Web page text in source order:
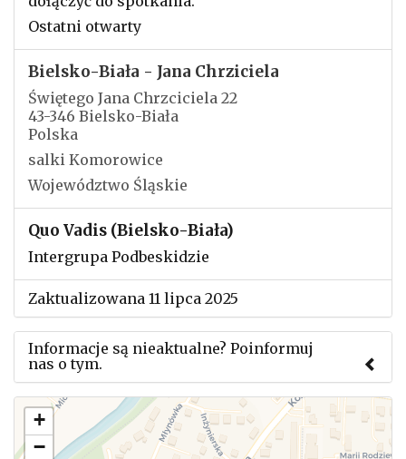
Ostatni otwarty
Bielsko-Biała - Jana Chrziciela
Świętego Jana Chrzciciela 22
43-346 Bielsko-Biała
Polska
salki Komorowice
Województwo Śląskie
Quo Vadis (Bielsko-Biała)
Intergrupa Podbeskidzie
Zaktualizowana 11 lipca 2025
Informacje są nieaktualne? Poinformuj
nas o tym.
Użyj tego formularza aby przesłać informację o
zmianach w powyższym mityngu.
+
−